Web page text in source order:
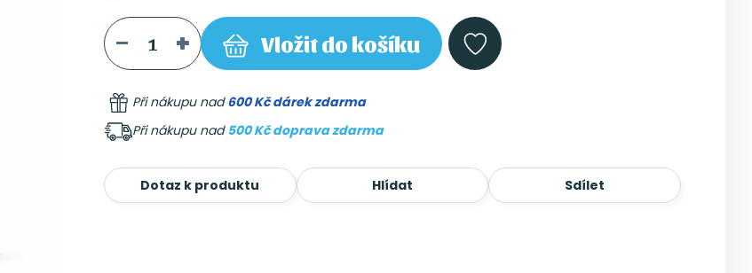
Vložitdo košíku
Při nákupu nad600 Kč dárek zdarma
Při nákupu nad 500 Kč doprava zdarma
Dotaz k produktu Hlídat Sdílet